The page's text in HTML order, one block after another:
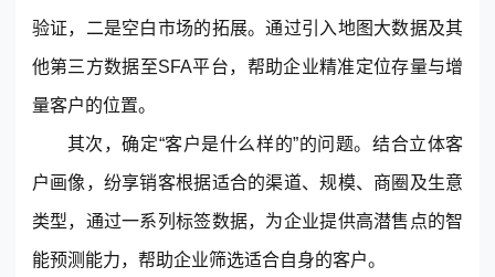
验证，二是空白市场的拓展。通过引入地图大数据及其
他第三方数据至SFA平台，帮助企业精准定位存量与增
量客户的位置。
其次，确定“客户是什么样的”的问题。结合立体客
户画像，纷享销客根据适合的渠道、规模、商圈及生意
类型，通过一系列标签数据，为企业提供高潜售点的智
能预测能力，帮助企业筛选适合自身的客户。